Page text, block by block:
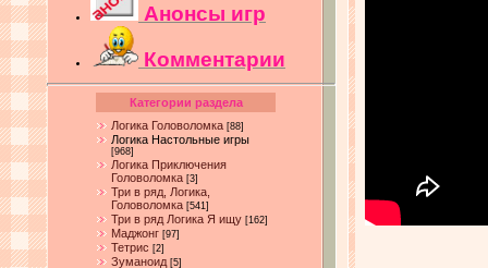
Анонсы игр
Комментарии
Категории раздела
Логика Головоломка [88]
Логика Настольные игры
[968]
Логика Приключения
Головоломка [3]
Три в ряд, Логика,
Головоломка [541]
Три в ряд Логика Я ищу [162]
Маджонг [97]
Тетрис [2]
Зуманоид [5]